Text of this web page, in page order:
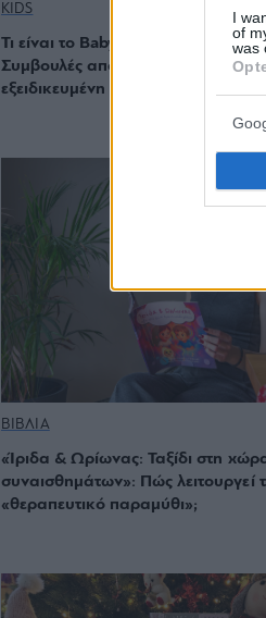
I
of
was
KIDS
Τι είναι το Baby-led weaning (BLW);
Συμβουλές από μια διατροφολόγο
εξειδικευμένη στην παιδική
ΒΙΒΛΙΑ
«Ίριδα & Ωρίωνας: Ταξίδι στη
συναισθημάτων»: Πώς λειτουργεί
«θεραπευτικό παραμύθι»;